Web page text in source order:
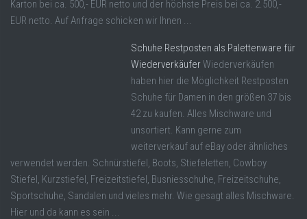
Karton bei ca. 500,- EUR netto und der höchste Preis bei ca. 2.500,-
EUR netto. Auf Anfrage schicken wir Ihnen ...
Schuhe Restposten als Palettenware für
WiederverkäuferWiederverkäufen
haben hier die Möglichkeit Restposten
Schuhe für Damen in den größen 37 bis
42 zu kaufen. Alles Mischware und
unsortiert. Kann gerne zum
weiterverkauf auf eBay oder ähnliches
verwendet werden. Schnürstiefel, Boots, Stiefeletten, Cowboy
Stiefel, Kurzstiefel, Freizeitstiefel, Busniesschuhe, Freizeitschuhe,
Sportschuhe, Sandalen und vieles mehr. Wie gesagt alles Mischware.
Hier und da kann es sein ...